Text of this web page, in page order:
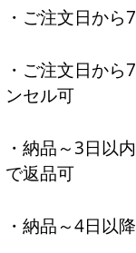
・ご注文日か
・ご注文日か
ンセル可
・納品～3日以
で返品可
・納品～4日以